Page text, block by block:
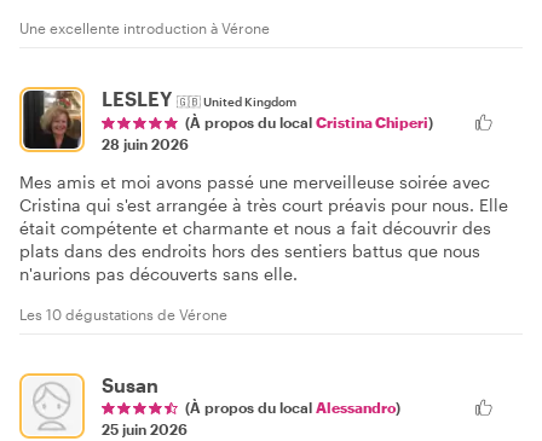
Une excellente introduction à Vérone
LESLEY 🇬🇧United Kingdom
(À propos du local Cristina Chiperi)
28 juin 2026
Mes amis et moi avons passé une merveilleuse soirée avec
Cristina qui s'est arrangée à très court préavis pour nous. Elle
était compétente et charmante et nous a fait découvrir des
plats dans des endroits hors des sentiers battus que nous
n'aurions pas découverts sans elle.
Les 10 dégustations de Vérone
Susan
(À propos du local Alessandro)
25 juin 2026